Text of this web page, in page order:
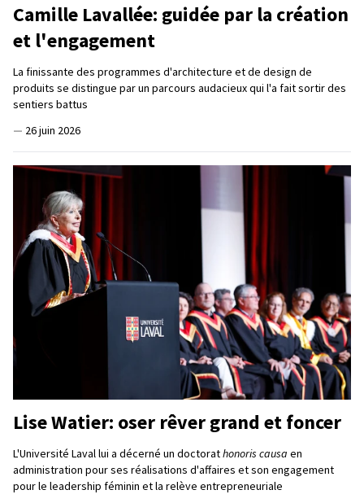
Camille Lavallée: guidée par la création
et l'engagement
La finissante des programmes d'architecture et de design de
produits se distingue par un parcours audacieux qui l'a fait sortir des
sentiers battus
— 26 juin 2026
Lise Watier: oser rêver grand et foncer
L'Université Laval lui a décerné un doctorathonoris causa en
administration pour ses réalisations d'affaires et son engagement
pour le leadership féminin et la relève entrepreneuriale